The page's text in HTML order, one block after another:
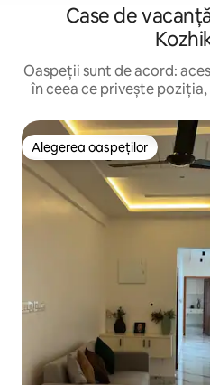
Case de
Oaspeții sunt de acord:
în ceea ce privește
Alegerea oaspeților
Alegerea oaspeților